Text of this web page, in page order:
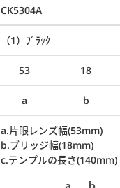
CK5304A
（1）ﾌﾞﾗｯｸ
53 18
a b
a.片眼レンズ幅(53mm)
b.ブリッジ幅(18mm)
c.テンプルの長さ(140mm)